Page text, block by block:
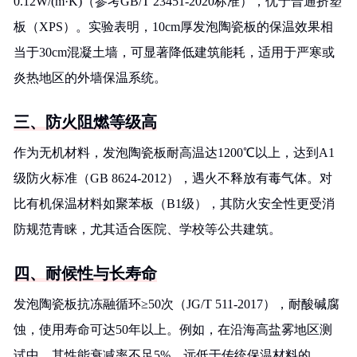
板（XPS）。实验表明，10cm厚发泡陶瓷板的保温效果相
当于30cm混凝土墙，可显著降低建筑能耗，适用于严寒或
炎热地区的外墙保温系统。
三、防火阻燃等级高
作为无机材料，发泡陶瓷板耐高温达1200℃以上，达到A1
级防火标准（GB 8624-2012），遇火不释放有毒气体。对
比有机保温材料如聚苯板（B1级），其防火安全性更受消
防规范青睐，尤其适合医院、学校等公共建筑。
四、耐候性与长寿命
发泡陶瓷板抗冻融循环≥50次（JG/T 511-2017），耐酸碱腐
蚀，使用寿命可达50年以上。例如，在沿海高盐雾地区测